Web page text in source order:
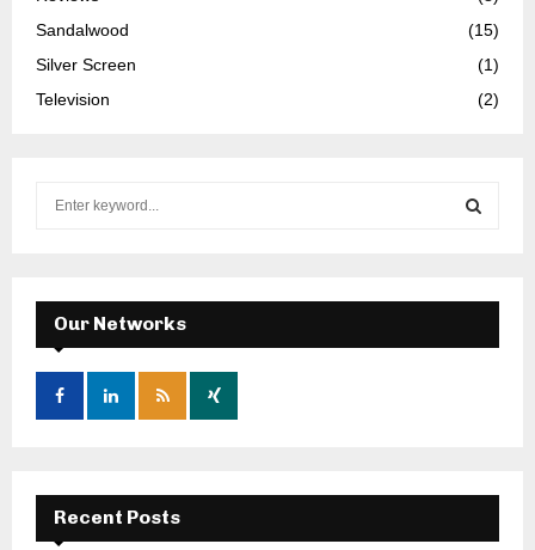
Sandalwood
(15)
Silver Screen
(1)
Television
(2)
f
o
:
E
A
H
Our Networks
Recent Posts